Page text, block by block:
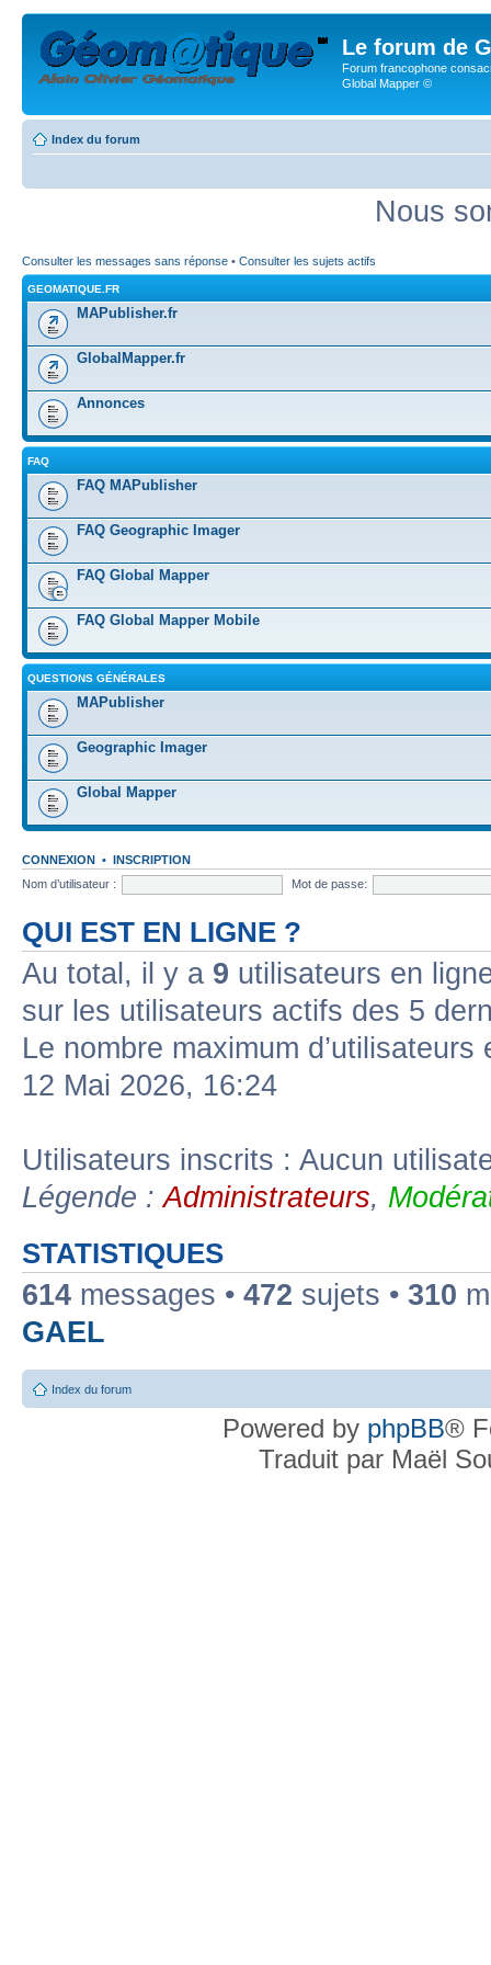
Le forum de
Forum francophone
Global Mapper ©
Index du forum
Nous
Consulter les messages sans réponse • Consulter les sujets actifs
GEOMATIQUE.FR
MAPublisher.fr
GlobalMapper.fr
Annonces
FAQ
FAQ MAPublisher
FAQ Geographic Imager
FAQ Global Mapper
FAQ Global Mapper Mobile
QUESTIONS GÉNÉRALES
MAPublisher
Geographic Imager
Global Mapper
CONNEXION • INSCRIPTION
Nom d’utilisateur :
Mot de passe:
QUI EST EN LIGNE ?
Au total, il y a 9 utilisateurs en
sur les utilisateurs actifs des 5
Le nombre maximum
12 Mai 2026, 16:24
Utilisateurs inscrits : Aucun
Légende :Administrateurs,
STATISTIQUES
614 messages • 472 sujets • 310
GAEL
Index du forum
Powered by phpBB®
Traduit par Maël